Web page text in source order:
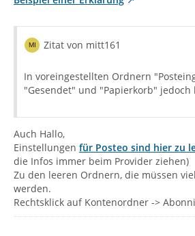
Zitat von mitt161
In voreingestellten Ordnern
"Gesendet" und "Papierkorb" jedoch
Auch Hallo,
Einstellungen für Posteo sind hier zu
die Infos immer beim Provider ziehen)
Zu den leeren Ordnern, die müssen
werden.
Rechtsklick auf Kontenordner ->